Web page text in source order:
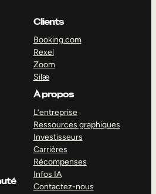
Clients
Booking.com
Rexel
Zoom
Silæ
À propos
L’entreprise
Ressources graphiques
Investisseurs
Carrières
Récompenses
Infos IA
Contactez-nous